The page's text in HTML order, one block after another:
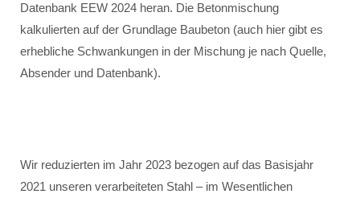
Datenbank EEW 2024 heran. Die Betonmischung
kalkulierten auf der Grundlage Baubeton (auch hier gibt es
erhebliche Schwankungen in der Mischung je nach Quelle,
Absender und Datenbank).
Wir reduzierten im Jahr 2023 bezogen auf das Basisjahr
2021 unseren verarbeiteten Stahl – im Wesentlichen